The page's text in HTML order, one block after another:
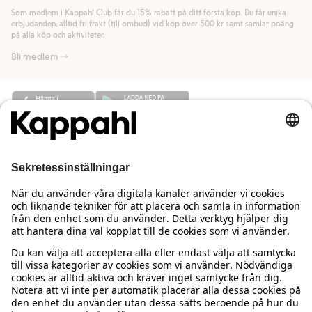
Läs mer
Läs mer
Som medlem i Kappahl Club får du 15% rabatt på ditt första köp. Du får unika
erbjudanden, alltid fri frakt (till ombud) vid köp över 500 kr samt samlar poäng
på alla köp och aktiviteter.
Bli medlem
Behöver du hjälp?
Kundservice
Vanliga frågor
Beställning & retur
Kappahl Club
Logga in
Kappahl Club
Om oss
Om Kappahl Group
Villkor & policy